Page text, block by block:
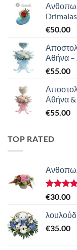
€50.00
Αθήνα –
€55.00
Αθήνα &
€55.00
TOP RATED
από 5
€30.00
€35.00